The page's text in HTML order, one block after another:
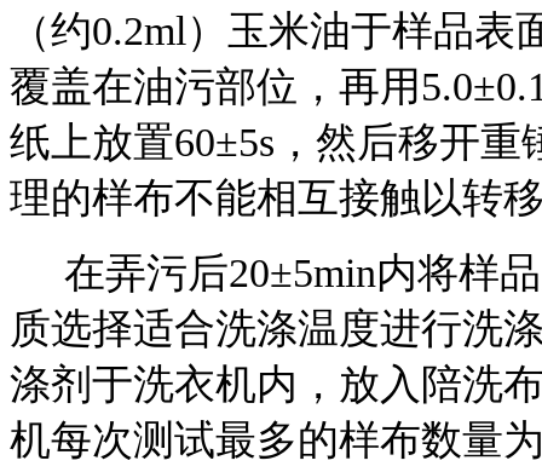
（约0.2ml）玉米油于样品表
覆盖在油污部位，再用
纸上放置60±5s，然后移开
理的样布不能相互接触以转
在弄污后20±5min内将样
质选择适合洗涤温度进行洗
涤剂于洗衣机内，放入陪洗
机每次测试最多的样布数量